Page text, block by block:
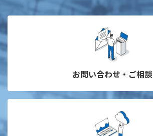
お問い合わせ・ご相談